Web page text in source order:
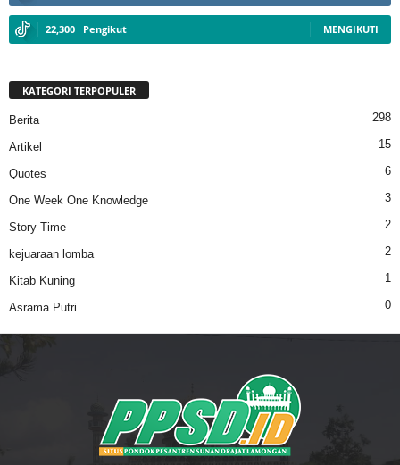
22,300 Pengikut MENGIKUTI
KATEGORI TERPOPULER
Berita 298
Artikel 15
Quotes 6
One Week One Knowledge 3
Story Time 2
kejuaraan lomba 2
Kitab Kuning 1
Asrama Putri 0